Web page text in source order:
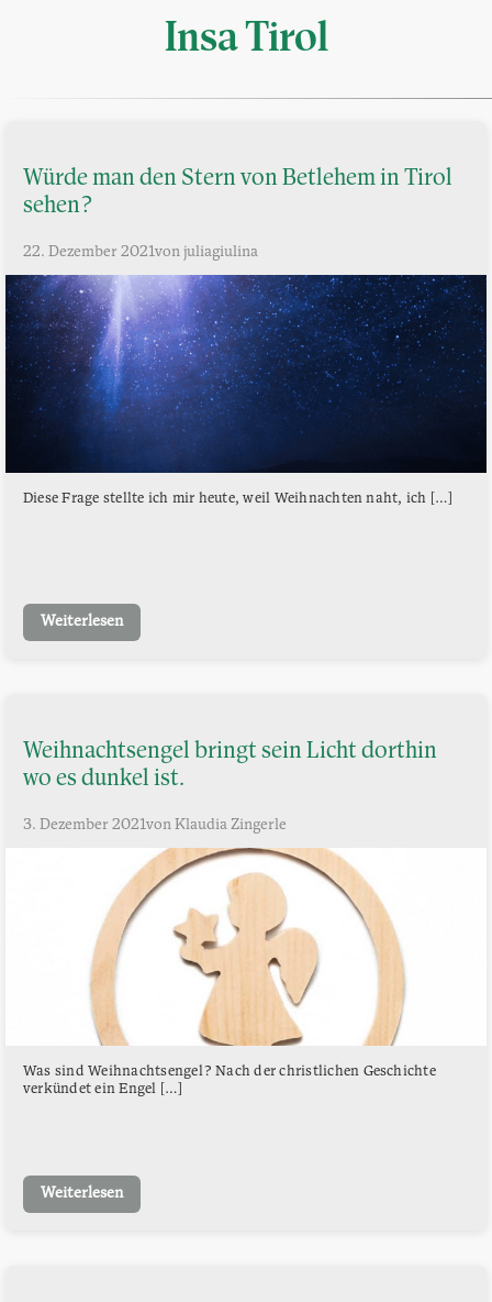
Insa Tirol
Würde man den Stern von Betlehem in Tirol
sehen?
22. Dezember 2021von juliagiulina
Diese Frage stellte ich mir heute, weil Weihnachten naht, ich […]
Weiterlesen
Weihnachtsengel bringt sein Licht dorthin
wo es dunkel ist.
3. Dezember 2021von Klaudia Zingerle
Was sind Weihnachtsengel? Nach der christlichen Geschichte
verkündet ein Engel […]
Weiterlesen